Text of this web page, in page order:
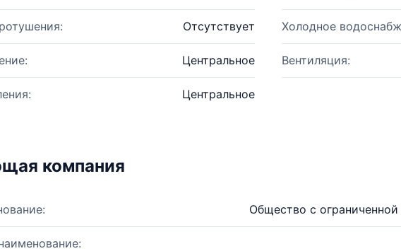
Отсутствует Холодное
Центральное Вентиляция:
Центральное
компания
Общество с